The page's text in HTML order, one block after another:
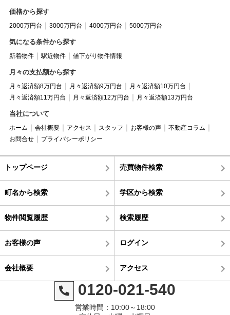
価格から探す
2000万円台 3000万円台 4000万円台 5000万円台
気になる条件から探す
新着物件 駅近物件 値下がり物件情報
月々の支払額から探す
月々返済額8万円台 月々返済額9万円台
月々返済額10万円台
月々返済額11万円台
月々返済額12万円台 月々返済額13万円台
当社について
ホーム 会社概要 アクセス スタッフ お客様の声
不動産コラム
お問合せ
プライバシーポリシー
トップページ 売買物件検索
町名から検索 学区から検索
物件閲覧履歴 検索履歴
お客様の声 ログイン
会社概要 アクセス
0120-021-540
営業時間：10:00～18:00